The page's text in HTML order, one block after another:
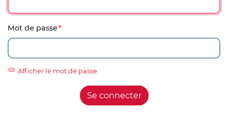
Mot de passe
Afficher le mot de passe